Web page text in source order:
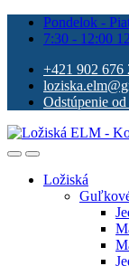
Pondelok -
7:30 - 12:00
+421 902 676
Odstúpenie
Ložiská